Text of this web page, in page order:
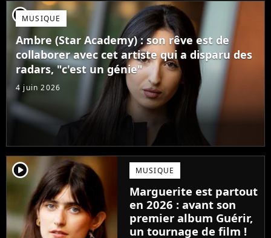
J'me demande, un
premier single que la
chanteuse a
confectionné avec...
player2MUSIQUE
Ambre (Star Academy) : son rêve est de
collaborer avec cet artiste qui a disparu des
radars, "c'est un génie"
4 juin 2026
player2 MUSIQUE
Marguerite est partout
en 2026 : avant son
premier album Guérir,
un tournage de film !